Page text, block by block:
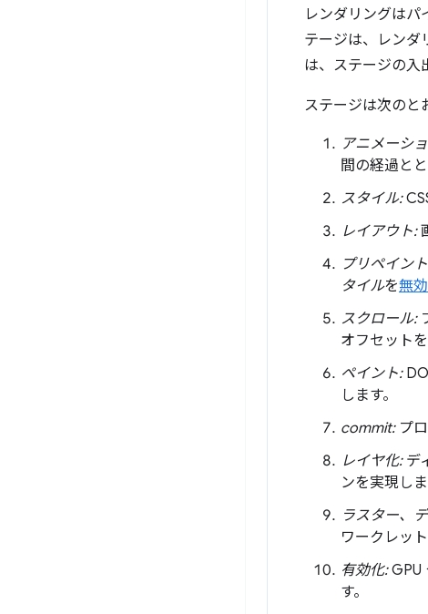
レンダリングはパ
テージは、レンダ
は、ステージの入
ステージは次のと
アニメーシ
間の経過と
スタイル:
レイアウト:
プリペイン
タイルを無効
スクロール:
オフセットを
ペイント:
します。
commit:プロ
レイヤ化:デ
ンを実現しま
ラスター、
ワークレッ
有効化:GPU
す。